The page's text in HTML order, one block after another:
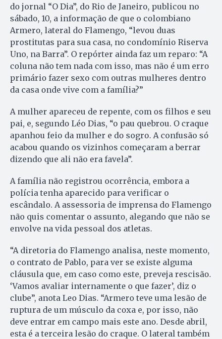
do jornal “O Dia”, do Rio de Janeiro, publicou no
sábado, 10, a informação de que o colombiano
Armero, lateral do Flamengo, “levou duas
prostitutas para sua casa, no condomínio Riserva
Uno, na Barra”. O repórter ainda faz um reparo: “A
coluna não tem nada com isso, mas não é um erro
primário fazer sexo com outras mulheres dentro
da casa onde vive com a família?”
A mulher apareceu de repente, com os filhos e seu
pai, e, segundo Léo Dias, “o pau quebrou. O craque
apanhou feio da mulher e do sogro. A confusão só
acabou quando os vizinhos começaram a berrar
dizendo que ali não era favela”.
A família não registrou ocorrência, embora a
polícia tenha aparecido para verificar o
escândalo. A assessoria de imprensa do Flamengo
não quis comentar o assunto, alegando que não se
envolve na vida pessoal dos atletas.
“A diretoria do Flamengo analisa, neste momento,
o contrato de Pablo, para ver se existe alguma
cláusula que, em caso como este, preveja rescisão.
‘Vamos avaliar internamente o que fazer’, diz o
clube”, anota Leo Dias. “Armero teve uma lesão de
ruptura de um músculo da coxa e, por isso, não
deve entrar em campo mais este ano. Desde abril,
esta é a terceira lesão do craque. O lateral também